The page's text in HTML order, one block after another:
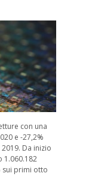
con una
e -27,2%
Da inizio
1.060.182
sui primi otto